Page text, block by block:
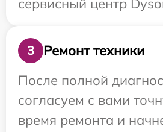
сервисный центр
3
Ремонт техники
После полной
согласуем с вами
время ремонта и